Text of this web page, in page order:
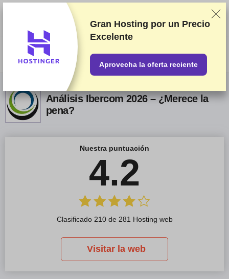
Clasificamos los servicios a partir de pruebas y análisis exhaustivos,
aunque también tenemos en cuenta tus opiniones y nuestros acuerdos
comerciales con los proveedores. Esta página contiene enlaces de
afiliados.
Información acerca de la publicidad
US$
Análisis Ibercom 2026 – ¿Merece la
pena?
Nuestra puntuación
4.2
Clasificado 210 de 281 Hosting web
Visitar la web
Gran Hosting por un Precio
Excelente
Aprovecha la oferta reciente